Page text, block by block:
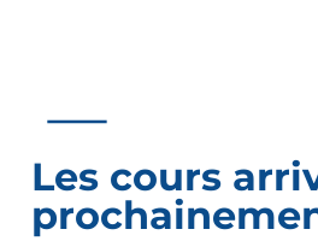
Les cours